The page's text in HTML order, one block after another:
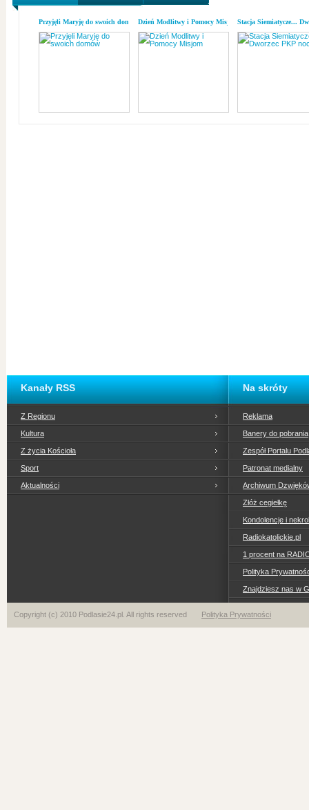
Przyjęli Maryję do swoich domówDzień Modlitwy i Pomocy MisjomStacja Siemiatycze...
Kanały RSS
Z Regionu
Kultura
Z życia Kościoła
Sport
Aktualności
Na skróty
Reklama
Banery do pobrania
Zespół Portalu
Patronat medialny
Archiwum
Złóż cegiełkę
Kondolencje i
Radiokatolickie.pl
1 procent na
Polityka
Znajdziesz nas w
Copyright (c) 2010 Podlasie24.pl. All rights reserved Polityka Prywatności